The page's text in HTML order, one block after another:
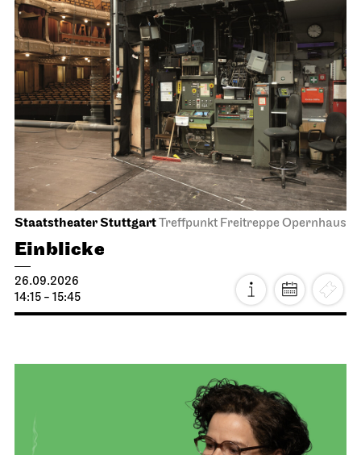
Staatstheater StuttgartTreffpunkt Freitreppe Opernhaus
Einblicke
26.09.2026
14:15 - 15:45